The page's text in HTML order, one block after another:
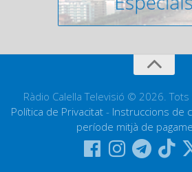
Ràdio Calella Televisió © 2026.
Política de Privacitat - Instruccions de
període mitjà de